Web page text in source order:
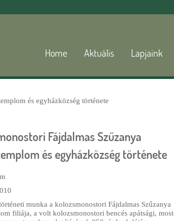
Home Aktuális Lapjaink
és egyházközség története
Fájdalmas Szűzanya
és egyházközség története
munka a kolozsmonostori Fájdalmas Szűzanya
filiája, a volt kolozsmonostori bencés apátsági, most